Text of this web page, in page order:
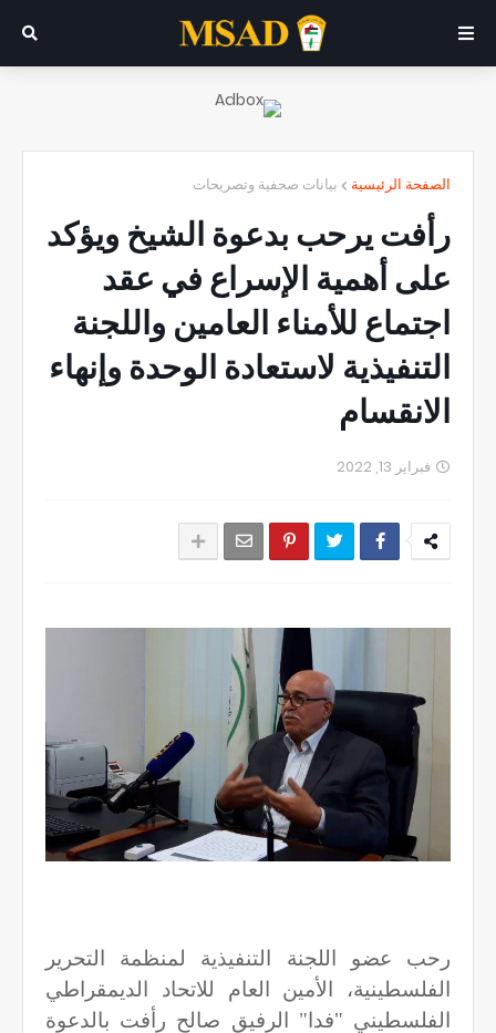
الصفحة الرئيسية بيانات صحفية وتصريحات
رأفت يرحب بدعوة الشيخ ويؤكد
على أهمية الإسراع في عقد
اجتماع للأمناء العامين واللجنة
التنفيذية لاستعادة الوحدة وإنهاء
الانقسام
فبراير 13, 2022
رحب عضو اللجنة التنفيذية لمنظمة التحرير
الفلسطينية، الأمين العام للاتحاد الديمقراطي
الفلسطيني "فدا" الرفيق صالح رأفت بالدعوة